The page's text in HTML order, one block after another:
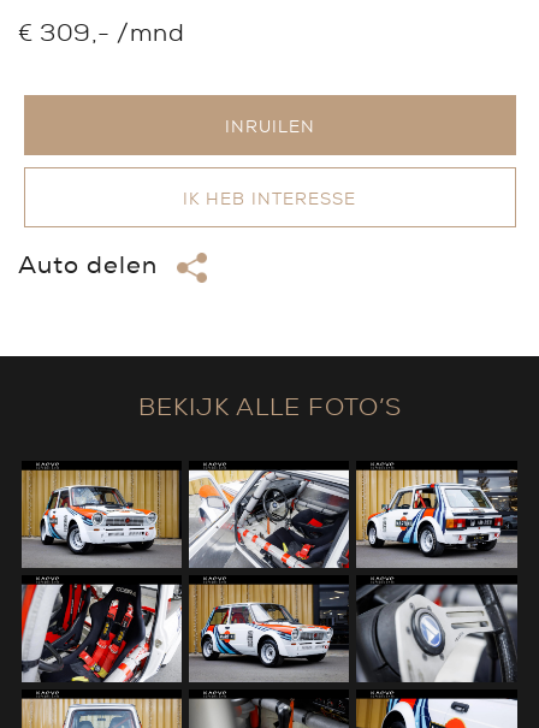
€ 309,- /mnd
INRUILEN
IK HEB INTERESSE
Auto delen
BEKIJK ALLE FOTO’S